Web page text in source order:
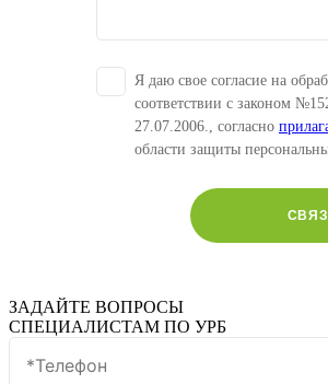
Я даю свое согласие на
соответствии с законом
27.07.2006., согласно
области защиты
ЗАДАЙТЕ ВОПРОСЫ
СПЕЦИАЛИСТАМ ПО УРБ